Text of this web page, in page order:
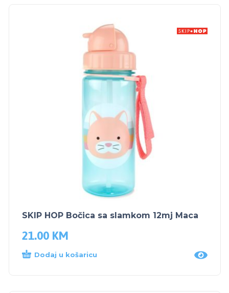
SKIP HOP Bočica sa slamkom 12mj Maca
21.00 KM
Dodaj u košaricu